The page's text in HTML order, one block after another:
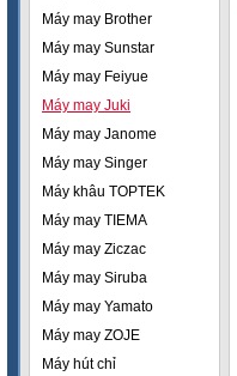
Máy may Brother
Máy may Sunstar
Máy may Feiyue
Máy may Juki
Máy may Janome
Máy may Singer
Máy khâu TOPTEK
Máy may TIEMA
Máy may Ziczac
Máy may Siruba
Máy may Yamato
Máy may ZOJE
Máy hút chỉ